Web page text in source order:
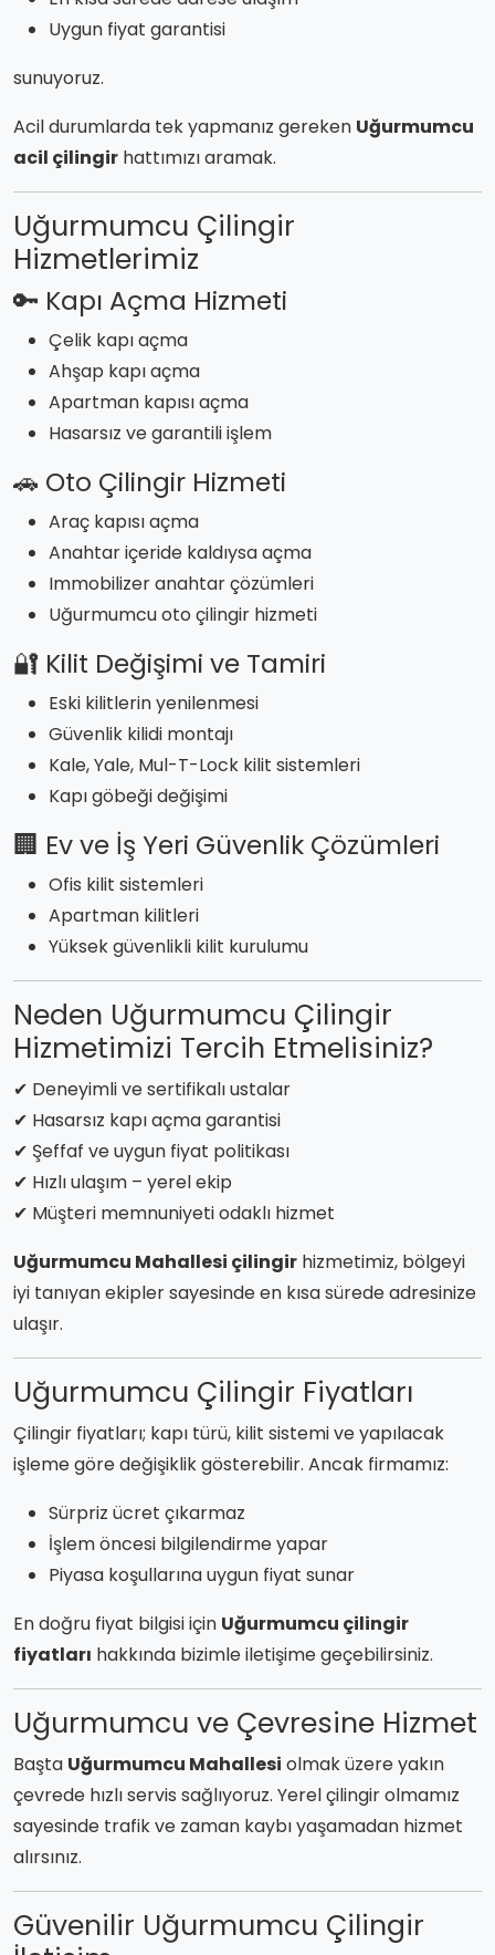
Uygun fiyat garantisi
sunuyoruz.
Acil durumlarda tek yapmanız gereken Uğurmumcu
acil çilingir hattımızı aramak.
Uğurmumcu Çilingir
Hizmetlerimiz
🔑 Kapı Açma Hizmeti
Çelik kapı açma
Ahşap kapı açma
Apartman kapısı açma
Hasarsız ve garantili işlem
🚗 Oto Çilingir Hizmeti
Araç kapısı açma
Anahtar içeride kaldıysa açma
Immobilizer anahtar çözümleri
Uğurmumcu oto çilingir hizmeti
🔐 Kilit Değişimi ve Tamiri
Eski kilitlerin yenilenmesi
Güvenlik kilidi montajı
Kale, Yale, Mul-T-Lock kilit sistemleri
Kapı göbeği değişimi
🏢 Ev ve İş Yeri Güvenlik Çözümleri
Ofis kilit sistemleri
Apartman kilitleri
Yüksek güvenlikli kilit kurulumu
Neden Uğurmumcu Çilingir
Hizmetimizi Tercih Etmelisiniz?
✔ Deneyimli ve sertifikalı ustalar
✔ Hasarsız kapı açma garantisi
✔ Şeffaf ve uygun fiyat politikası
✔ Hızlı ulaşım – yerel ekip
✔ Müşteri memnuniyeti odaklı hizmet
Uğurmumcu Mahallesi çilingir hizmetimiz, bölgeyi
iyi tanıyan ekipler sayesinde en kısa sürede adresinize
ulaşır.
Uğurmumcu Çilingir Fiyatları
Çilingir fiyatları; kapı türü, kilit sistemi ve yapılacak
işleme göre değişiklik gösterebilir. Ancak firmamız:
Sürpriz ücret çıkarmaz
İşlem öncesi bilgilendirme yapar
Piyasa koşullarına uygun fiyat sunar
En doğru fiyat bilgisi için Uğurmumcu çilingir
fiyatları hakkında bizimle iletişime geçebilirsiniz.
Uğurmumcu ve Çevresine Hizmet
Başta Uğurmumcu Mahallesi olmak üzere yakın
çevrede hızlı servis sağlıyoruz. Yerel çilingir olmamız
sayesinde trafik ve zaman kaybı yaşamadan hizmet
alırsınız.
Güvenilir Uğurmumcu Çilingir